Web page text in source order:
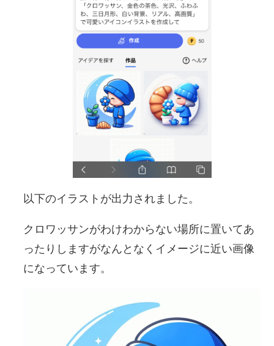
以下のイラストが出力されました。
クロワッサンがわけわからない場所に置いてあ
ったりしますがなんとなくイメージに近い画像
になっています。